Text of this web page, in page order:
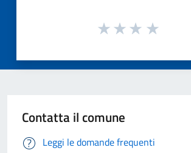
Contatta il comune
Leggi le domande frequenti